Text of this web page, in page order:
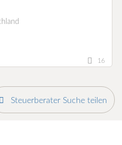
16
Steuerberater Suche teilen